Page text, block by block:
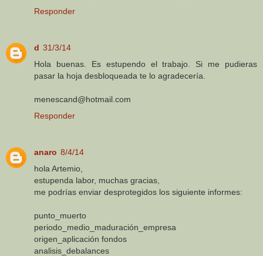
Responder
d 31/3/14
Hola buenas. Es estupendo el trabajo. Si me pudieras
pasar la hoja desbloqueada te lo agradecería.
menescand@hotmail.com
Responder
anaro 8/4/14
hola Artemio,
estupenda labor, muchas gracias,
me podrías enviar desprotegidos los siguiente informes:
punto_muerto
periodo_medio_maduración_empresa
origen_aplicación fondos
analisis_debalances